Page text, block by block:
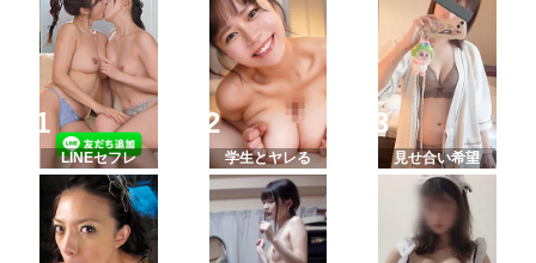
LINEセフレ 学生とヤレる 見せ合い希望